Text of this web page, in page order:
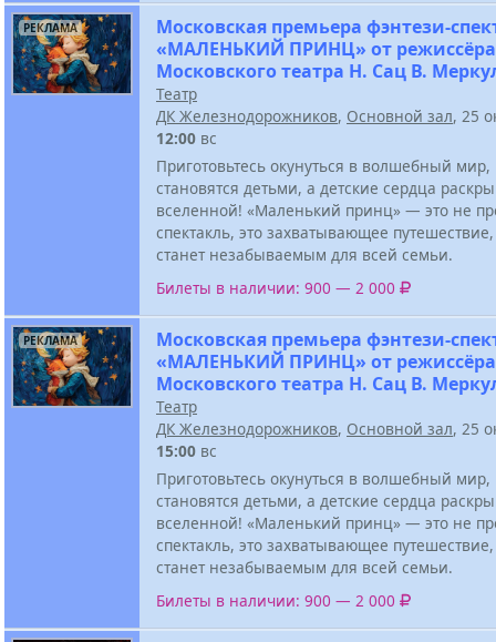
РЕКЛАМА
Московская премьера фэнтези-
«МАЛЕНЬКИЙ ПРИНЦ» от режиссёра
Московского театра Н. Сац В.
Театр
ДК Железнодорожников, Основной зал, 25
12:00 вс
Приготовьтесь окунуться в волшебный мир,
становятся детьми, а детские сердца
вселенной! «Маленький принц» — это не
спектакль, это захватывающее
станет незабываемым для всей семьи.
Билеты в наличии: 900 — 2 000
РЕКЛАМА
Московская премьера фэнтези-
«МАЛЕНЬКИЙ ПРИНЦ» от режиссёра
Московского театра Н. Сац В.
Театр
ДК Железнодорожников, Основной зал, 25
15:00 вс
Приготовьтесь окунуться в волшебный мир,
становятся детьми, а детские сердца
вселенной! «Маленький принц» — это не
спектакль, это захватывающее
станет незабываемым для всей семьи.
Билеты в наличии: 900 — 2 000